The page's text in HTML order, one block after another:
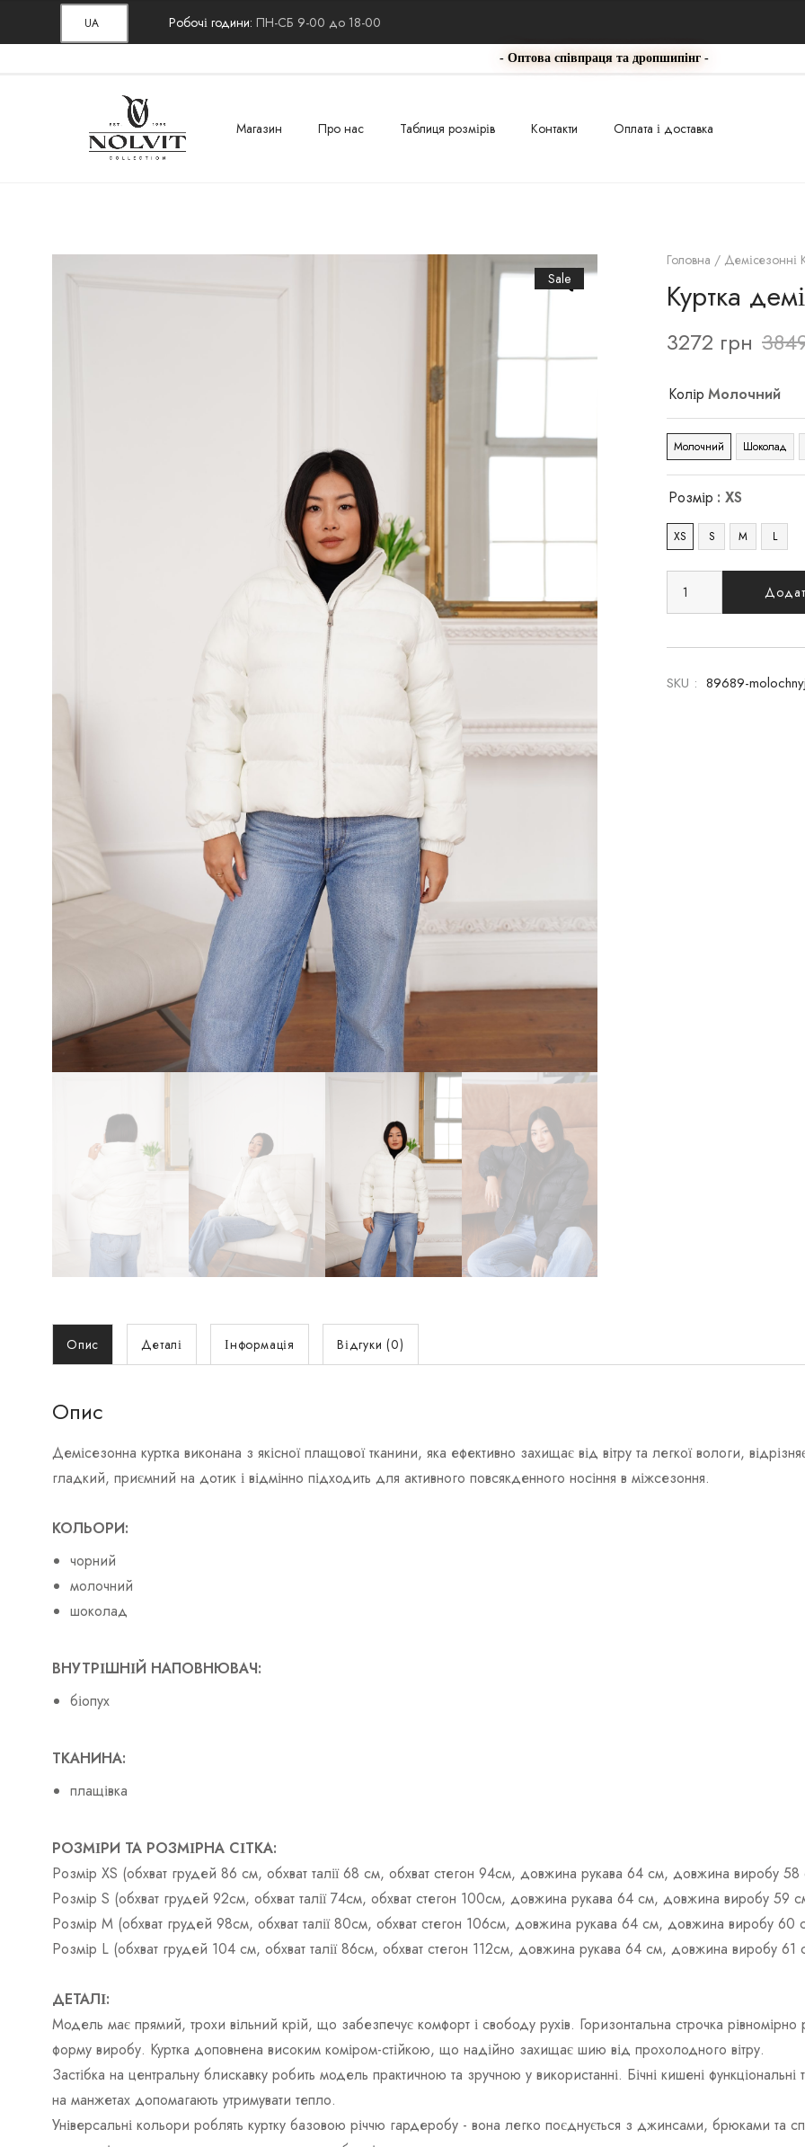
UA Робочі години:ПН-СБ 9-00 до 18-00
- Оптова співпраця та дропшипінг -
Магазин Про нас Таблиця розмірів Контакти Оплата і доставка
Sale
Головна / Демісезонні
Куртка
3272 грн
Колір Молочний
Молочний Шоколад
Розмір : XS
XS S M L
SKU : 89689-
Опис Деталі Інформація Відгуки (0)
Опис
Демісезонна куртка виконана з якісної плащової тканини, яка ефективно захищає від вітру та легкої вологи,
гладкий, приємний на дотик і відмінно підходить для активного повсякденного носіння в міжсезоння.
КОЛЬОРИ:
чорний
молочний
шоколад
ВНУТРІШНІЙ НАПОВНЮВАЧ:
біопух
ТКАНИНА:
плащівка
РОЗМІРИ ТА РОЗМІРНА СІТКА:
Розмір XS (обхват грудей 86 см, обхват талії 68 см, обхват стегон 94см, довжина рукава 64 см, довжина виробу 58
Розмір S (обхват грудей 92см, обхват талії 74см, обхват стегон 100см, довжина рукава 64 см, довжина виробу 59
Розмір М (обхват грудей 98см, обхват талії 80см, обхват стегон 106см, довжина рукава 64 см, довжина виробу 60
Розмір L (обхват грудей 104 см, обхват талії 86см, обхват стегон 112см, довжина рукава 64 см, довжина виробу 61
ДЕТАЛІ:
Модель має прямий, трохи вільний крій, що забезпечує комфорт і свободу рухів. Горизонтальна строчка рівномірно
форму виробу. Куртка доповнена високим коміром-стійкою, що надійно захищає шию від прохолодного вітру.
Застібка на центральну блискавку робить модель практичною та зручною у використанні. Бічні кишені
на манжетах допомагають утримувати тепло.
Універсальні кольори роблять куртку базовою річчю гардеробу - вона легко поєднується з джинсами, брюками та